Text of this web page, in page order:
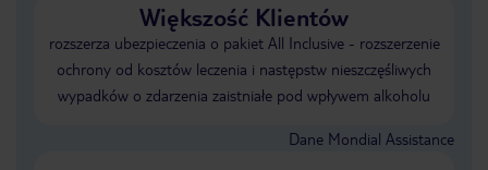
Większość Klientów
rozszerza ubezpieczenia o pakiet All Inclusive - rozszerzenie
ochrony od kosztów leczenia i następstw nieszczęśliwych
wypadków o zdarzenia zaistniałe pod wpływem alkoholu
Dane Mondial Assistance